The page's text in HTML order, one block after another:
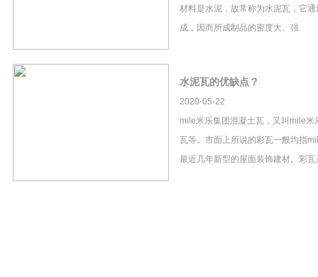
材料是水泥，故常称为水泥瓦，它
成，因而所成制品的密度大、强
水泥瓦的优缺点？
2020-05-22
mile米乐集团混凝土瓦，又叫mile米
瓦等。市面上所说的彩瓦一般均指
最近几年新型的屋面装饰建材。彩